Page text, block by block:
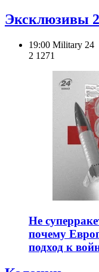
Эксклюзивы
19:00 Military 24
2 1271
Не
почему
подход к